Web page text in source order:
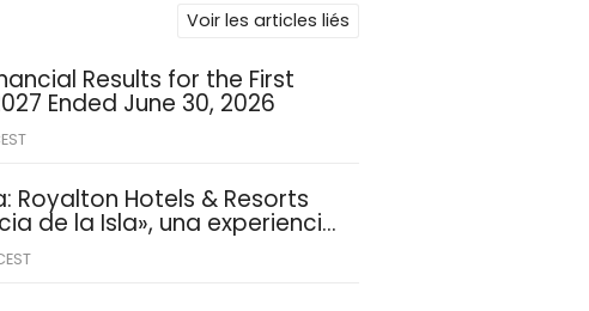
Voir les articles liés
Results for the First
Ended June 30, 2026
Royalton Hotels & Resorts
de la Isla», una experiencia